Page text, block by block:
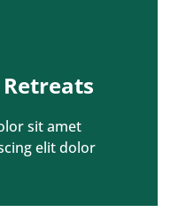
sit amet
elit dolor